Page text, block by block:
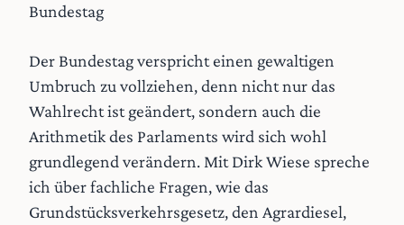
Bundestag
Der Bundestag verspricht einen gewaltigen
Umbruch zu vollziehen, denn nicht nur das
Wahlrecht ist geändert, sondern auch die
Arithmetik des Parlaments wird sich wohl
grundlegend verändern. Mit Dirk Wiese spreche
ich über fachliche Fragen, wie das
Grundstücksverkehrsgesetz, den Agrardiesel,